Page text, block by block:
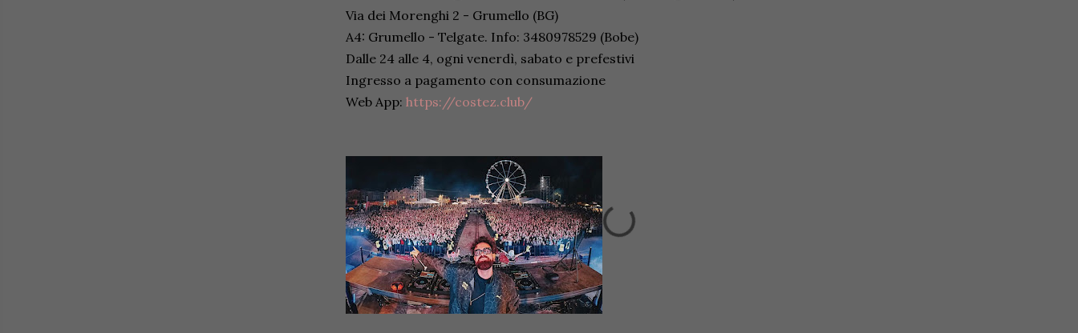
Via dei Morenghi 2 - Grumello (BG)
A4: Grumello - Telgate. Info: 3480978529 (Bobe)
Dalle 24 alle 4, ogni venerdì, sabato e prefestivi
Ingresso a pagamento con consumazione
Web App: https://costez.club/